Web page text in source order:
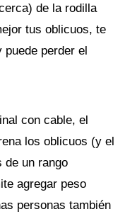
de la rodilla
tus oblicuos, te
perder el
con cable, el
los oblicuos (y el
de un rango
agregar peso
personas también